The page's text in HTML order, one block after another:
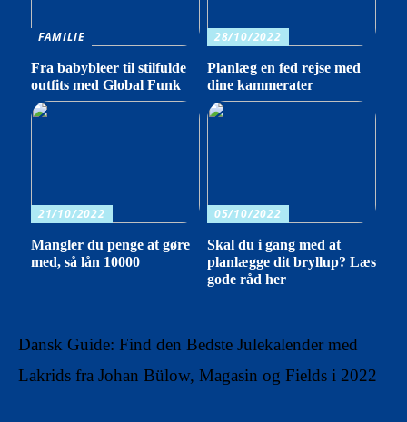
FAMILIE
Fra babybleer til stilfulde
outfits med Global Funk
28/10/2022
Planlæg en fed rejse med
dine kammerater
21/10/2022
Mangler du penge at gøre
med, så lån 10000
05/10/2022
Skal du i gang med at
planlægge dit bryllup? Læs
gode råd her
Dansk Guide: Find den Bedste Julekalender med
Lakrids fra Johan Bülow, Magasin og Fields i 2022